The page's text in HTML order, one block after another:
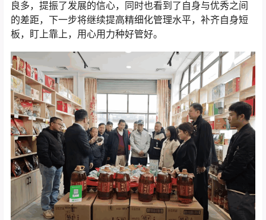
良多，提振了发展的信心，同时也看到了自身与优秀之间
的差距，下一步将继续提高精细化管理水平，补齐自身短
板，盯上靠上，用心用力种好管好。